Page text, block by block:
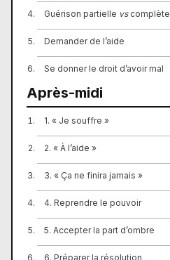
Guérison partielle vscomplète
Demander de l’aide
Se donner le droit d’avoir mal
Après-midi
1. « Je souffre »
2. « À l’aide »
3. « Ça ne finira jamais »
4. Reprendre le pouvoir
5. Accepter la part d’ombre
6. Préparer la résolution